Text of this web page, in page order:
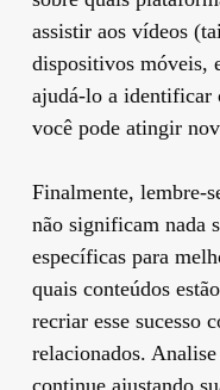
assistir aos vídeos
dispositivos móveis,
ajudá-lo a identificar
você pode atingir
Finalmente, lembre-
não significam nada
específicas para
quais conteúdos
recriar esse sucesso
relacionados.
continue ajustando